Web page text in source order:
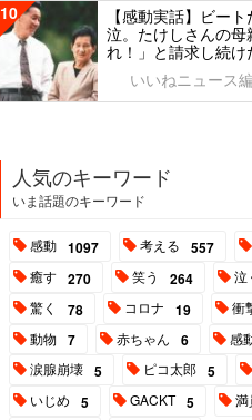
10
【感動実話】ビー
泣。たけしさんの母
れ！」と請求し続け
いいねニュース
人気のキーワード
いま話題のキーワード
感動 1097 考える 557
癒す 270 笑う 264 泣
驚く 78 コロナ 19 衝
動物 7 赤ちゃん 6 感
涙腺崩壊 5 ピコ太郎 5
いじめ 5 GACKT 5 満